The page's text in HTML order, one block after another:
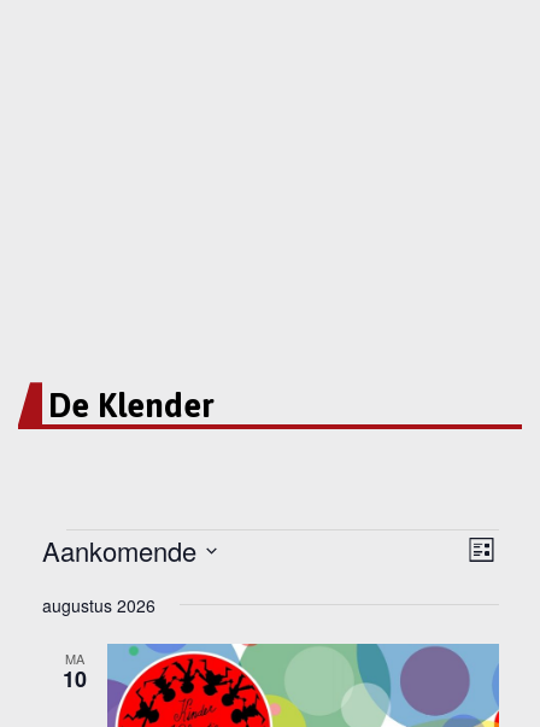
De Klender